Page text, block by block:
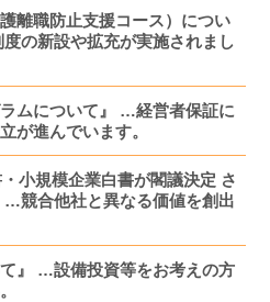
離職防止支援コース）につい
の新設や拡充が実施されまし
ラムについて』 …経営者保証に
が進んでいます。
小規模企業白書が閣議決定 さ
競合他社と異なる価値を創出
て』 …設備投資等をお考えの方